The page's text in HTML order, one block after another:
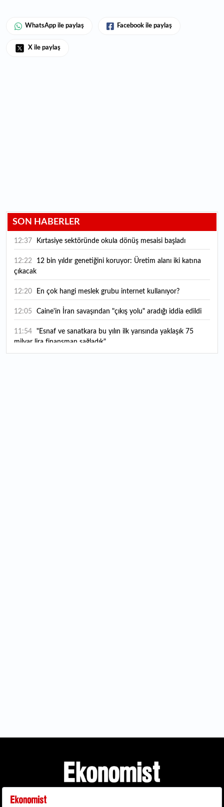
WhatsApp ile paylaş Facebook ile paylaş
X ile paylaş
SON HABERLER
12:37 Kırtasiye sektöründe okula dönüş mesaisi başladı
12:22
çıkacak
12:20 En çok hangi meslek grubu internet kullanıyor?
12:05 Caine'in İran savaşından "çıkış yolu" aradığı iddia edildi
11:54
milyar lira finansman sağladık"